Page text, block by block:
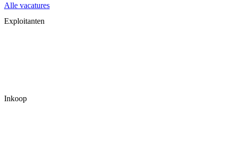
Alle vacatures
Exploitanten
Inkoop